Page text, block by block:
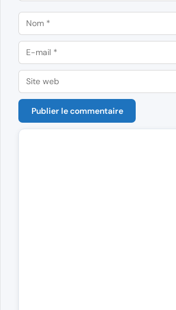
Nom
E-
mail
Site
web